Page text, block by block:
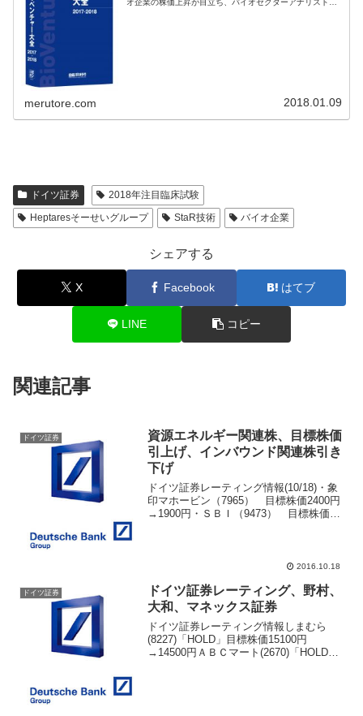
オ企業の株価上昇が目立ち、バイオセクターアナリストは
merutore.com 2018.01.09
ドイツ証券
2018年注目臨床試験
Heptaresそーせいグループ
StaR技術 バイオ企業
シェアする
X Facebook はてブ
LINE コピー
関連記事
ドイツ証券
資源エネルギー関連株、目標株価
引上げ、インバウンド関連株引き
下げ
ドイツ証券レーティング情報(10/18)・象
印マホービン（7965） 目標株価2400円
→1900円・ＳＢＩ（9473） 目標株価
2016.10.18
ドイツ証券
ドイツ証券レーティング、野村、
大和、マネックス証券
ドイツ証券レーティング情報しまむら
(8227)「HOLD」目標株価15100円
→14500円ＡＢＣマート(2670)「HOLD」